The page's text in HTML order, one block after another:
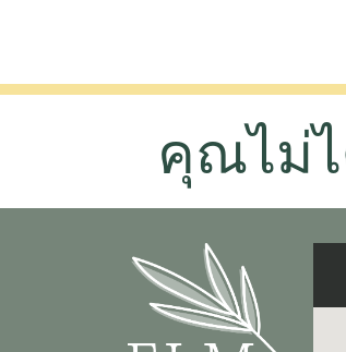
คุณไม่